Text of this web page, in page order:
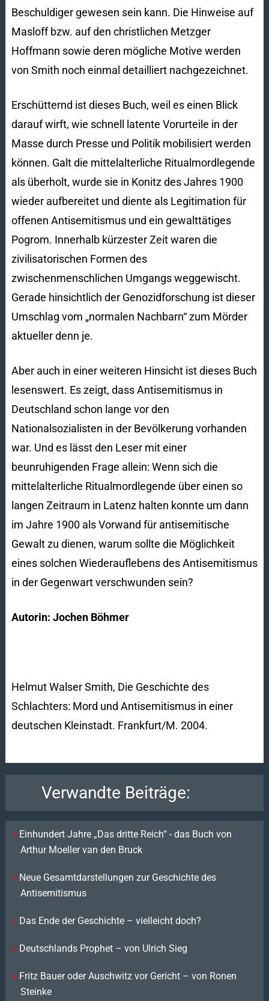
Beschuldiger gewesen sein kann. Die Hinweise auf
Masloff bzw. auf den christlichen Metzger
Hoffmann sowie deren mögliche Motive werden
von Smith noch einmal detailliert nachgezeichnet.
Erschütternd ist dieses Buch, weil es einen Blick
darauf wirft, wie schnell latente Vorurteile in der
Masse durch Presse und Politik mobilisiert werden
können. Galt die mittelalterliche Ritualmordlegende
als überholt, wurde sie in Konitz des Jahres 1900
wieder aufbereitet und diente als Legitimation für
offenen Antisemitismus und ein gewalttätiges
Pogrom. Innerhalb kürzester Zeit waren die
zivilisatorischen Formen des
zwischenmenschlichen Umgangs weggewischt.
Gerade hinsichtlich der Genozidforschung ist dieser
Umschlag vom „normalen Nachbarn“ zum Mörder
aktueller denn je.
Aber auch in einer weiteren Hinsicht ist dieses Buch
lesenswert. Es zeigt, dass Antisemitismus in
Deutschland schon lange vor den
Nationalsozialisten in der Bevölkerung vorhanden
war. Und es lässt den Leser mit einer
beunruhigenden Frage allein: Wenn sich die
mittelalterliche Ritualmordlegende über einen so
langen Zeitraum in Latenz halten konnte um dann
im Jahre 1900 als Vorwand für antisemitische
Gewalt zu dienen, warum sollte die Möglichkeit
eines solchen Wiederauflebens des Antisemitismus
in der Gegenwart verschwunden sein?
Autorin: Jochen Böhmer
Helmut Walser Smith, Die Geschichte des
Schlachters: Mord und Antisemitismus in einer
deutschen Kleinstadt. Frankfurt/M. 2004.
Verwandte Beiträge:
Einhundert Jahre „Das dritte Reich“ - das Buch von
Arthur Moeller van den Bruck
Neue Gesamtdarstellungen zur Geschichte des
Antisemitismus
Das Ende der Geschichte – vielleicht doch?
Deutschlands Prophet – von Ulrich Sieg
Fritz Bauer oder Auschwitz vor Gericht – von Ronen
Steinke